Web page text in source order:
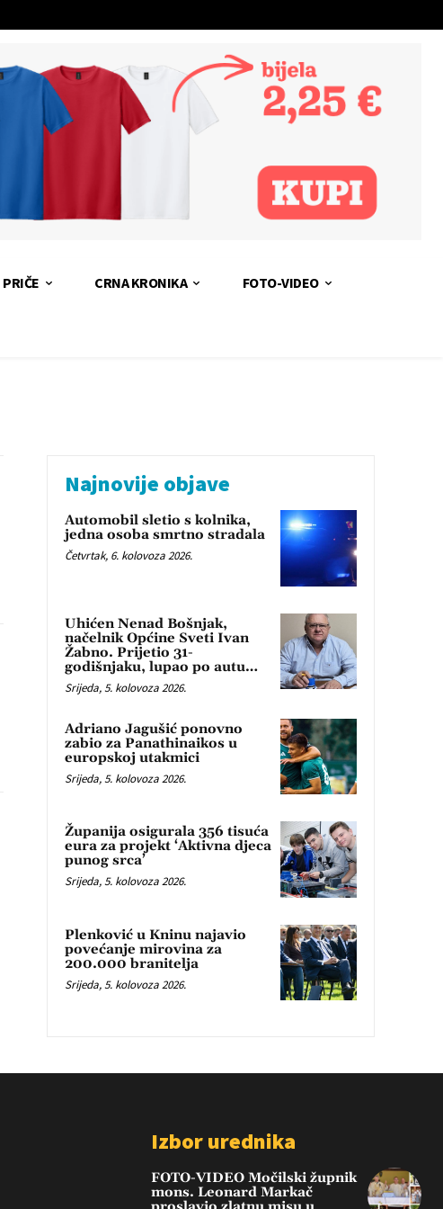
PRIČE CRNA KRONIKA FOTO-VIDEO
Najnovije objave
Automobil sletio s kolnika,
jedna osoba smrtno stradala
Četvrtak, 6. kolovoza 2026.
Uhićen Nenad Bošnjak,
načelnik Općine Sveti Ivan
Žabno. Prijetio 31-
godišnjaku, lupao po autu…
Srijeda, 5. kolovoza 2026.
Adriano Jagušić ponovno
zabio za Panathinaikos u
europskoj utakmici
Srijeda, 5. kolovoza 2026.
Županija osigurala 356 tisuća
eura za projekt ‘Aktivna djeca
punog srca’
Srijeda, 5. kolovoza 2026.
Plenković u Kninu najavio
povećanje mirovina za
200.000 branitelja
Srijeda, 5. kolovoza 2026.
Izbor urednika
FOTO-VIDEO Močilski župnik
mons. Leonard Markač